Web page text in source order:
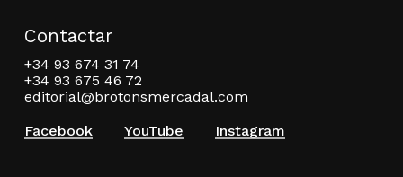
Contactar
+34 93 674 31 74
+34 93 675 46 72
editorial@brotonsmercadal.com
Facebook
YouTube Instagram